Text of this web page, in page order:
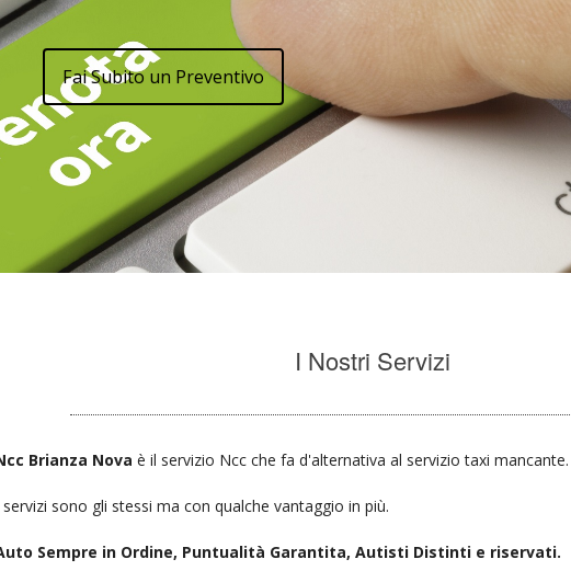
Fai Subito un Preventivo
I Nostri Servizi
Brianza Novaè il servizio Ncc che fa d'alternativa al servizio taxi mancante.
servizi sono gli stessi ma con qualche vantaggio in più.
Sempre in Ordine, Puntualità Garantita, Autisti Distinti e riservati.